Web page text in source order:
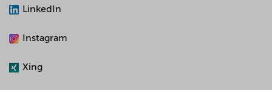
LinkedIn
Instagram
Xing